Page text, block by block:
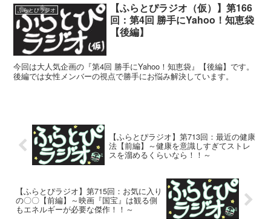
ふらとぴラジオ
【ふらとぴラジオ（仮）】第166
回：第4回 勝手にYahoo！知恵袋
【後編】
今回は大人気企画の『第4回 勝手にYahoo！知恵袋』【後編】です。
後編では女性メンバーの視点で勝手にお悩み解決しています。
【ふらとぴラジオ】第713回：最近の健康
法【前編】～健康を意識しすぎてストレ
スを溜めるくらいなら！！～
【ふらとぴラジオ】第715回：お気に入り
の〇〇【前編】～映画『国宝』は観る側
もエネルギーが必要な傑作！！～